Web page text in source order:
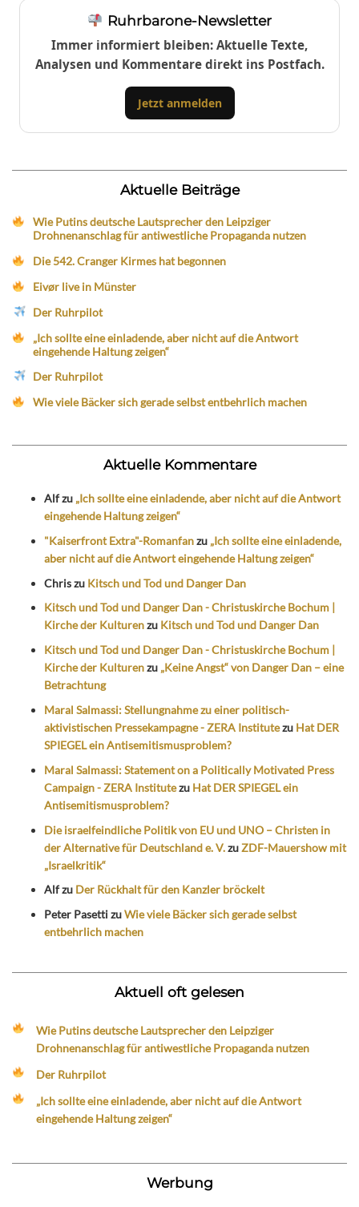
Ruhrbarone-Newsletter
Immer informiert bleiben: Aktuelle Texte,
Analysen und Kommentare direkt ins Postfach.
Jetzt anmelden
Aktuelle Beiträge
Wie Putins deutsche Lautsprecher den Leipziger
Drohnenanschlag für antiwestliche Propaganda nutzen
Die 542. Cranger Kirmes hat begonnen
Eivør live in Münster
Der Ruhrpilot
„Ich sollte eine einladende, aber nicht auf die Antwort
eingehende Haltung zeigen“
Der Ruhrpilot
Wie viele Bäcker sich gerade selbst entbehrlich machen
Aktuelle Kommentare
Alfzu „Ich sollte eine einladende, aber nicht auf die Antwort
eingehende Haltung zeigen“
"Kaiserfront Extra"-Romanfanzu „Ich sollte eine einladende,
aber nicht auf die Antwort eingehende Haltung zeigen“
Chriszu Kitsch und Tod und Danger Dan
Kitsch und Tod und Danger Dan - Christuskirche Bochum |
Kirche der Kulturenzu Kitsch und Tod und Danger Dan
Kitsch und Tod und Danger Dan - Christuskirche Bochum |
Kirche der Kulturenzu „Keine Angst“ von Danger Dan – eine
Betrachtung
Maral Salmassi: Stellungnahme zu einer politisch-
aktivistischen Pressekampagne - ZERA Institutezu Hat DER
SPIEGEL ein Antisemitismusproblem?
Maral Salmassi: Statement on a Politically Motivated Press
Campaign - ZERA Institutezu Hat DER SPIEGEL ein
Antisemitismusproblem?
Die israelfeindliche Politik von EU und UNO – Christen in
der Alternative für Deutschland e. V.zuZDF-Mauershow mit
„Israelkritik“
Alfzu Der Rückhalt für den Kanzler bröckelt
Peter PasettizuWie viele Bäcker sich gerade selbst
entbehrlich machen
Aktuell oft gelesen
Wie Putins deutsche Lautsprecher den Leipziger
Drohnenanschlag für antiwestliche Propaganda nutzen
Der Ruhrpilot
„Ich sollte eine einladende, aber nicht auf die Antwort
eingehende Haltung zeigen“
Werbung